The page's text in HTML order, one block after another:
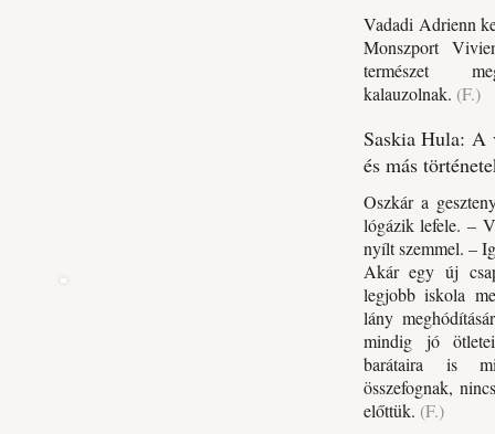
Vadadi Adrienn
Monszport
természet
kalauzolnak. (F.)
Saskia Hula: A
és más
Oszkár a
lógázik lefele. –
nyílt szemmel. –
Akár egy új
legjobb iskola
lány
mindig jó
barátaira is
összefognak,
előttük. (F.)